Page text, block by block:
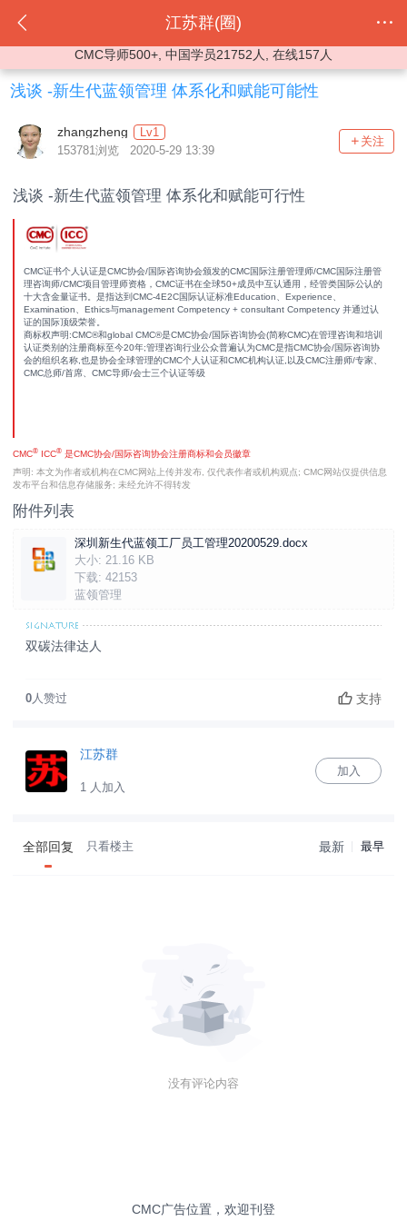
江苏群(圈)
CMC导师500+, 中国学员21752人, 在线157人
浅谈 -新生代蓝领管理 体系化和赋能可能性
zhangzheng
Lv1
153781浏览 2020-5-29 13:39
关注
浅谈 -新生代蓝领管理 体系化和赋能可行性
CMC证书个人认证是CMC协会/国际咨询协会颁发的CMC国际注册管理师/CMC国际注册管
理咨询师/CMC项目管理师资格，CMC证书在全球50+成员中互认通用，经管类国际公认的
十大含金量证书。是指达到CMC-4E2C国际认证标准Education、Experience、
Examination、Ethics与management Competency + consultant Competency 并通过认
证的国际顶级荣誉。
商标权声明:CMC®和global CMC®是CMC协会/国际咨询协会(简称CMC)在管理咨询和培训
认证类别的注册商标至今20年;管理咨询行业公众普遍认为CMC是指CMC协会/国际咨询协
会的组织名称,也是协会全球管理的CMC个人认证和CMC机构认证,以及CMC注册师/专家、
CMC总师/首席、CMC导师/会士三个认证等级
CMC® ICC® 是CMC协会/国际咨询协会注册商标和会员徽章
声明: 本文为作者或机构在CMC网站上传并发布, 仅代表作者或机构观点; CMC网站仅提供信息
发布平台和信息存储服务; 未经允许不得转发
附件列表
深圳新生代蓝领工厂员工管理20200529.docx
大小: 21.16 KB
下载: 42153
蓝领管理
双碳法律达人
0人赞过 支持
江苏群
1 人加入
加入
全部回复 只看楼主 最新 最早
没有评论内容
CMC广告位置，欢迎刊登